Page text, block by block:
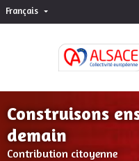
Français Choisir la langue
Construisons
demain
Contribution citoyenne